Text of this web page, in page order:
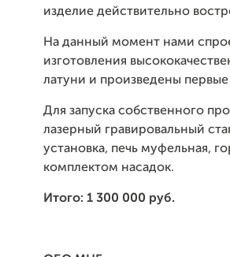
изделие действительно
На данный момент нами
изготовления
латуни и произведены
Для запуска собственного
лазерный гравировальный
установка, печь муфельная,
комплектом насадок.
Итого: 1 300 000 руб.